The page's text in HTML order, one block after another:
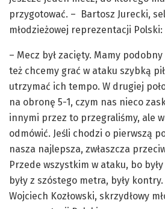
przygotować. – Bartosz Jurecki,
młodzieżowej reprezentacji Polski:
– Mecz był zacięty. Mamy
też chcemy grać w ataku szybką
utrzymać ich tempo. W drugiej
na obronę 5-1, czym nas nieco
innymi przez to przegraliśmy, ale
odmówić. Jeśli chodzi o pierwszą
nasza najlepsza, zwłaszcza
Przede wszystkim w ataku, bo
były z szóstego metra, były
Wojciech Kozłowski, skrzydłowy